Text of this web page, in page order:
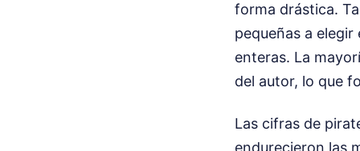
forma drástica.
pequeñas a
enteras. La
del autor, lo que
Las cifras de
endurecieron las